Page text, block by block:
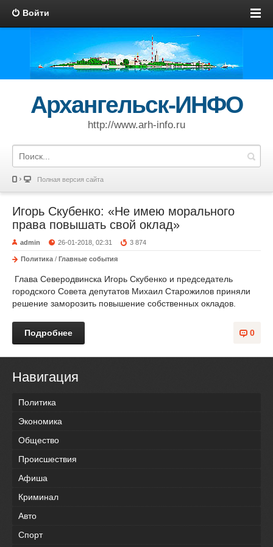
Войти
Архангельск-ИНФО
http://www.arh-info.ru
Полная версия сайта
Игорь Скубенко: «Не имею морального
права повышать свой оклад»
admin 26-01-2018, 02:31 3 874
Политика / Главные события
Глава Северодвинска Игорь Скубенко и председатель
городского Совета депутатов Михаил Старожилов приняли
решение заморозить повышение собственных окладов.
0
Подробнее
Навигация
Политика
Экономика
Общество
Происшествия
Афиша
Криминал
Авто
Спорт